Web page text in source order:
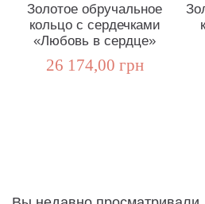
Золотое обручальное
кольцо с сердечками
«Любовь в сердце»
26 174,00 грн